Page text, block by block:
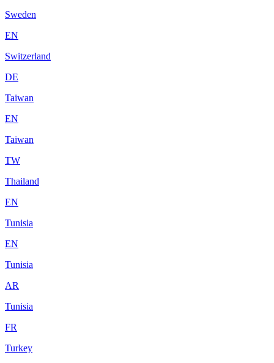
Sweden
EN
Switzerland
DE
Taiwan
EN
Taiwan
TW
Thailand
EN
Tunisia
EN
Tunisia
AR
Tunisia
FR
Turkey